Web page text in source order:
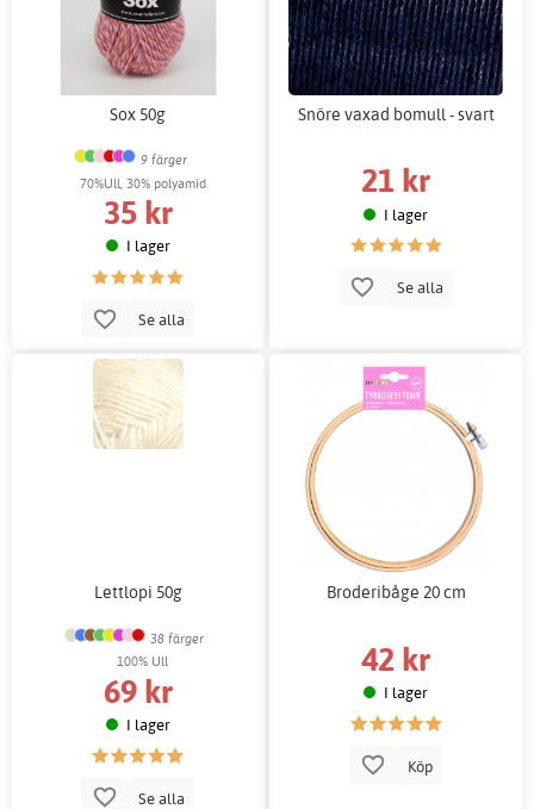
Sox 50g
9 färger
70%Ull, 30% polyamid
35 kr
I lager
Se alla
Snöre vaxad bomull - svart
21 kr
I lager
Se alla
Lettlopi 50g
38 färger
100% Ull
69 kr
I lager
Se alla
Broderibåge 20 cm
42 kr
I lager
Köp